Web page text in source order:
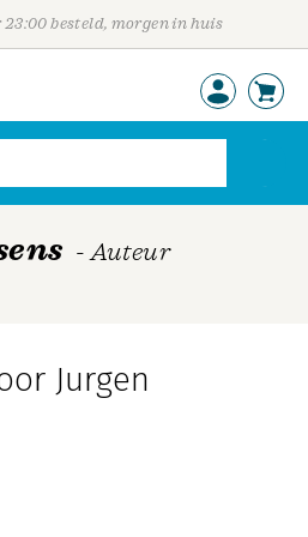
23:00 besteld, morgen in huis
- Auteur
Jurgen